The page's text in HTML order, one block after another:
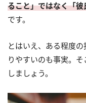
ること」ではなく「
です。
とはいえ、ある程度
りやすいのも事実。
しましょう。